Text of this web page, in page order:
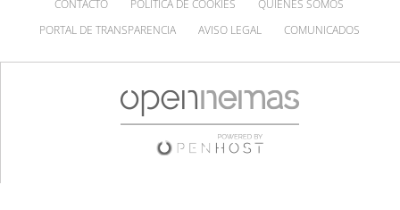
CONTACTO POLÍTICA DE COOKIES
QUIÉNES SOMOS
PORTAL DE TRANSPARENCIA
AVISO LEGAL COMUNICADOS